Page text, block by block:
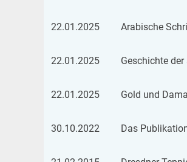
22.01.2025
Ara­bi­sche
22.01.2025
Ge­schich­te
22.01.2025
Gold und
30.10.2022
Das